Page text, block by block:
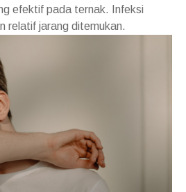
efektif pada ternak. Infeksi
relatif jarang ditemukan.